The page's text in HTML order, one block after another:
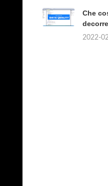
Che
2022-